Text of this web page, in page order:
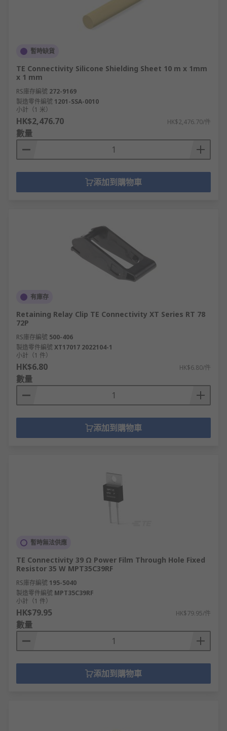
暫時缺貨
TE Connectivity Silicone Shielding Sheet 10 m x 1mm
x 1 mm
RS庫存編號 272-9169
製造零件編號 1201-SSA-0010
小計（1 米）
HK$2,476.70 HK$2,476.70/件
數量
添加到購物車
有庫存
Retaining Relay Clip TE Connectivity XT Series RT 78
72P
RS庫存編號 500-406
製造零件編號XT17017 2022104-1
小計（1 件）
HK$6.80 HK$6.80/件
數量
添加到購物車
暫時無法供應
TE Connectivity 39 Ω Power Film Through Hole Fixed
Resistor 35 W MPT35C39RF
RS庫存編號 195-5040
製造零件編號 MPT35C39RF
小計（1 件）
HK$79.95 HK$79.95/件
數量
添加到購物車